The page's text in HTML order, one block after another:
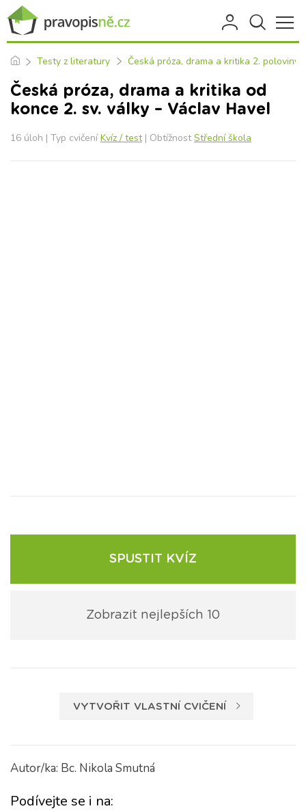
Testy z literatury Česká próza, drama a kritika 2. poloviny
Česká próza, drama a kritika od
konce 2. sv. války – Václav Havel
16 úloh | Typ cvičeníKvíz / test| ObtížnostStřední škola
SPUSTIT KVÍZ
Zobrazit nejlepších 10
VYTVOŘIT VLASTNÍ CVIČENÍ
Autor/ka: Bc. Nikola Smutná
Podívejte se i na: